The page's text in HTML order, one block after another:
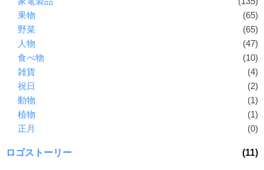
果物
(65)
野菜
(65)
人物
(47)
食べ物
(10)
雑貨
(4)
祝日
(2)
動物
(1)
植物
(1)
正月
(0)
ロゴストーリー (11)